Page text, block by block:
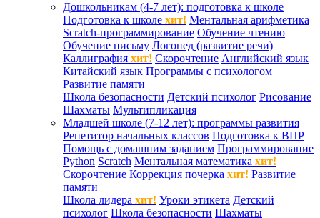
Дошкольникам (4-7 лет): подготовка к школе
Подготовка к школе хит! Ментальная арифметика
Scratch-программирование Обучение чтению
Обучение письму Логопед (развитие речи)
Каллиграфия хит! Скорочтение Английский язык
Китайский язык Программы с психологом
Развитие памяти
Школа безопасности Детский психолог Рисование
Шахматы Мультипликация
Младшей школе (7-12 лет): программы развития
Репетитор начальных классов Подготовка к ВПР
Помощь с домашним заданием Программирование
Python Scratch Ментальная математика хит!
Скорочтение Коррекция почерка хит! Развитие
памяти
Школа лидера хит! Уроки этикета Детский
психолог Школа безопасности Шахматы